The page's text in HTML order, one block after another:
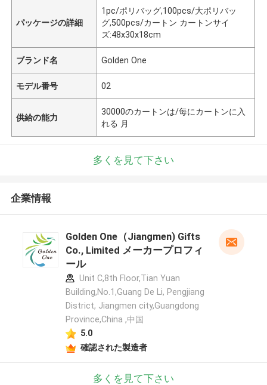
パッケージの詳細
1pc/ポリバッグ,100pcs/大ポリバッ
グ,500pcs/カートン カートンサイ
ズ:48x30x18cm
ブランド名 Golden One
モデル番号 02
供給の能力
30000のカートンは/每にカートンに入
れる 月
多くを見て下さい
企業情報
Golden One（Jiangmen) Gifts
Co., Limited メーカープロフィ
ール
Unit C,8th Floor,Tian Yuan
Building,No.1,Guang De Li, Pengjiang
District, Jiangmen city,Guangdong
Province,China ,中国
5.0
確認された製造者
多くを見て下さい